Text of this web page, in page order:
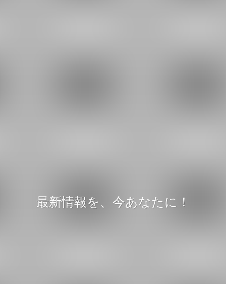
最新情報を、今あなたに！